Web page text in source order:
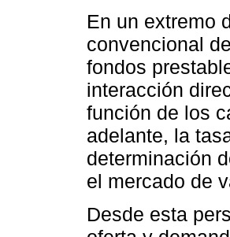
En un extremo
convencional
fondos
interacción
función de los
adelante, la
determinación
el mercado de
Desde esta